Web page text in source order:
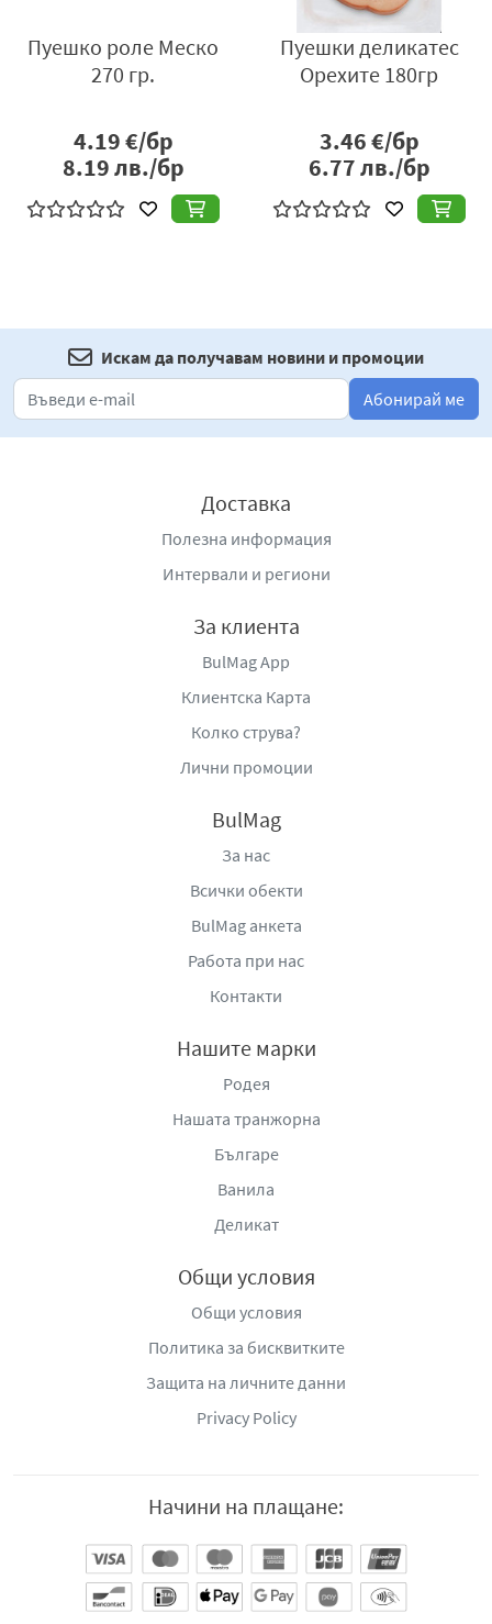
Пуешко роле Меско
270 гр.
4.19€/бр
8.19лв./бр
Пуешки деликатес
Орехите 180гр
3.46€/бр
6.77лв./бр
Искам да получавам новини и промоции
Абонирай ме
Доставка
Полезна информация
Интервали и региони
За клиента
BulMag App
Клиентска Карта
Колко струва?
Лични промоции
BulMag
За нас
Всички обекти
BulMag анкета
Работа при нас
Контакти
Нашите марки
Родея
Нашата транжорна
Българе
Ванила
Деликат
Общи условия
Общи условия
Политика за бисквитките
Защита на личните данни
Privacy Policy
Начини на плащане: